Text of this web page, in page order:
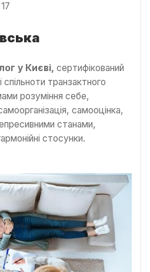
у Києві, сертифікований
транзактного
розуміння себе,
самооцінка,
станами,
стосунки.